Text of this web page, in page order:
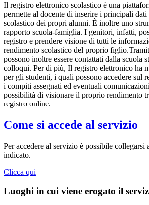
Il registro elettronico scolastico è una
permette al docente di inserire i principali dati
scolastico dei propri alunni. È inoltre uno
rapporto scuola-famiglia. I genitori, infatti,
registro e prendere visione di tutti le
rendimento scolastico del proprio
possono inoltre essere contattati dalla scuola
colloqui. Per di più, Il registro elettronico ha
per gli studenti, i quali possono accedere sul
i compiti assegnati ed eventuali
possibilità di visionare il proprio rendimento
registro online.
Come si accede al servizio
Per accedere al servizio è possibile collegarsi
indicato.
Clicca qui
Luoghi in cui viene erogato il